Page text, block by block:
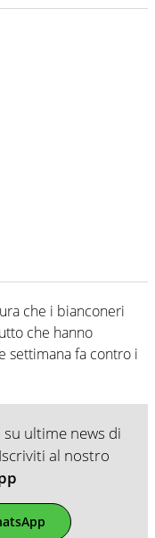
che i bianconeri
che hanno
settimana fa contro i
ultime news di
al nostro